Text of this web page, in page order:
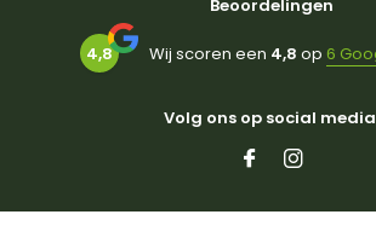
Beoordelingen
4,8 Wij scoren een 4,8 op 6
Volg ons op social